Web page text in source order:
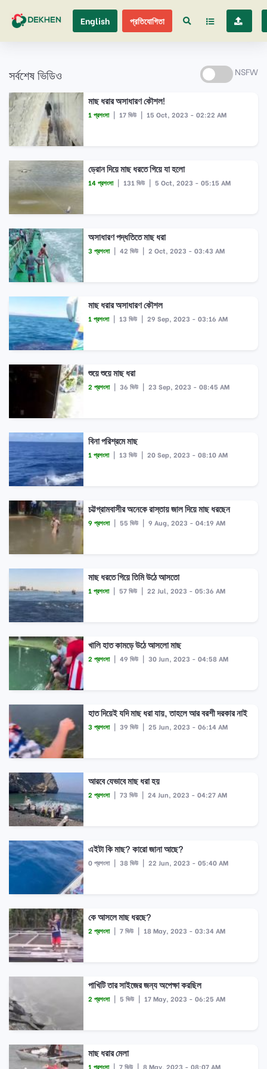
English প্রতিযোগিতা
সর্বশেষ ভিডিও NSFW
মাছ ধরার অসাধারণ কৌশল!
1 প্রশংসা | 17 ভিউ | 15 Oct, 2023 - 02:22 AM
ড্রোন দিয়ে মাছ ধরতে গিয়ে যা হলো
14 প্রশংসা | 131 ভিউ | 5 Oct, 2023 - 05:15 AM
অসাধারণ পদ্ধতিতে মাছ ধরা
3 প্রশংসা | 42 ভিউ | 2 Oct, 2023 - 03:43 AM
মাছ ধরার অসাধারণ কৌশল
1 প্রশংসা | 13 ভিউ | 29 Sep, 2023 - 03:16 AM
শুয়ে শুয়ে মাছ ধরা
2 প্রশংসা | 36 ভিউ | 23 Sep, 2023 - 08:45 AM
বিনা পরিশ্রমে মাছ
1 প্রশংসা | 13 ভিউ | 20 Sep, 2023 - 08:10 AM
চট্টগ্রামবাসীর অনেকে রাস্তায় জাল দিয়ে মাছ ধরছেন
9 প্রশংসা | 55 ভিউ | 9 Aug, 2023 - 04:19 AM
মাছ ধরতে গিয়ে তিমি উঠে আসতো
1 প্রশংসা | 57 ভিউ | 22 Jul, 2023 - 05:36 AM
খালি হাত কামড়ে উঠে আসলো মাছ
2 প্রশংসা | 49 ভিউ | 30 Jun, 2023 - 04:58 AM
হাত দিয়েই যদি মাছ ধরা যায়, তাহলে আর বরশী দরকার নাই
3 প্রশংসা | 39 ভিউ | 25 Jun, 2023 - 06:14 AM
আরবে যেভাবে মাছ ধরা হয়
2 প্রশংসা | 73 ভিউ | 24 Jun, 2023 - 04:27 AM
এইটা কি মাছ? কারো জানা আছে?
0 প্রশংসা | 38 ভিউ | 22 Jun, 2023 - 05:40 AM
কে আসলে মাছ ধরছে?
2 প্রশংসা | 7 ভিউ | 18 May, 2023 - 03:34 AM
পাখিটি তার সাইজের জন্য অপেক্ষা করছিল
2 প্রশংসা | 5 ভিউ | 17 May, 2023 - 06:25 AM
মাছ ধরার মেলা
1 প্রশংসা | 7 ভিউ | 8 May, 2023 - 08:07 AM